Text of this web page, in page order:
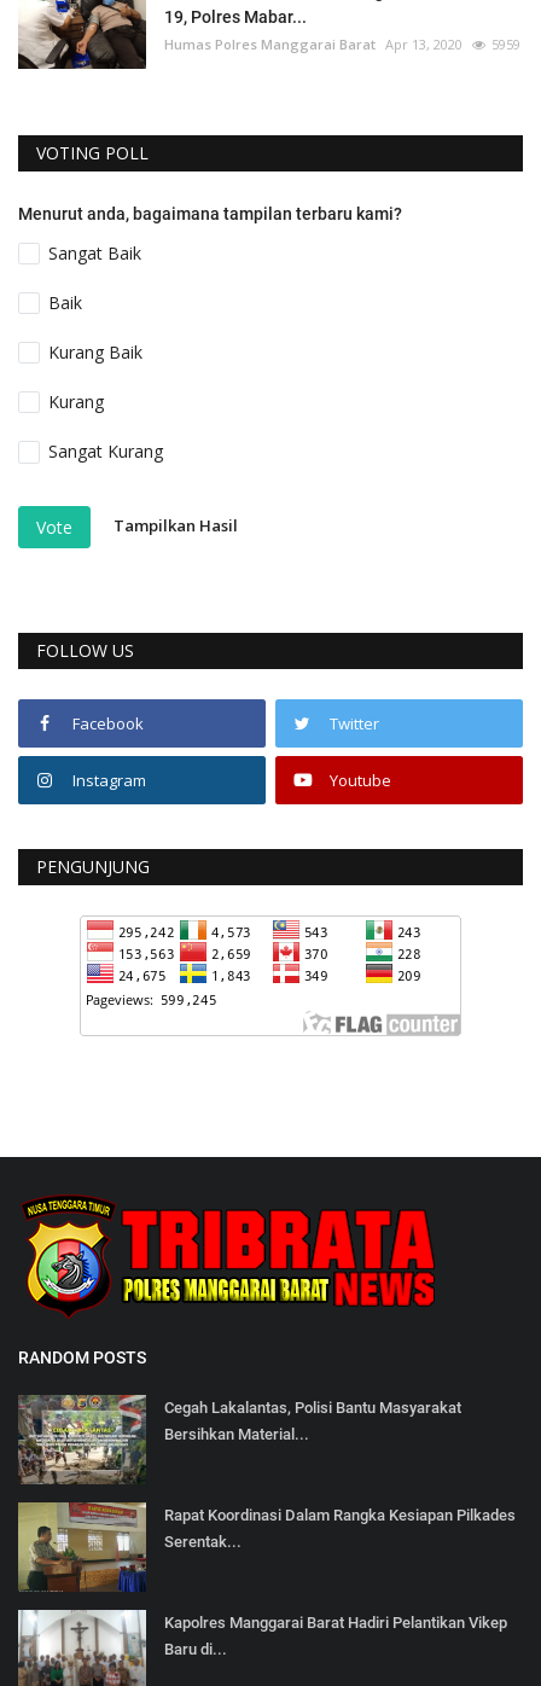
19, Polres Mabar...
Humas Polres Manggarai Barat Apr 13, 2020 5959
VOTING POLL
Menurut anda, bagaimana tampilan terbaru kami?
Sangat Baik
Baik
Kurang Baik
Kurang
Sangat Kurang
Vote Tampilkan Hasil
FOLLOW US
Facebook Twitter
Instagram Youtube
PENGUNJUNG
RANDOM POSTS
Cegah Lakalantas, Polisi Bantu Masyarakat
Bersihkan Material...
Rapat Koordinasi Dalam Rangka Kesiapan Pilkades
Serentak...
Kapolres Manggarai Barat Hadiri Pelantikan Vikep
Baru di...